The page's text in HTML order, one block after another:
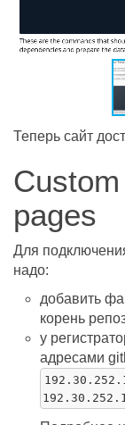
Теперь сайт
pages
Для
надо:
добавить
корень
у
адресами